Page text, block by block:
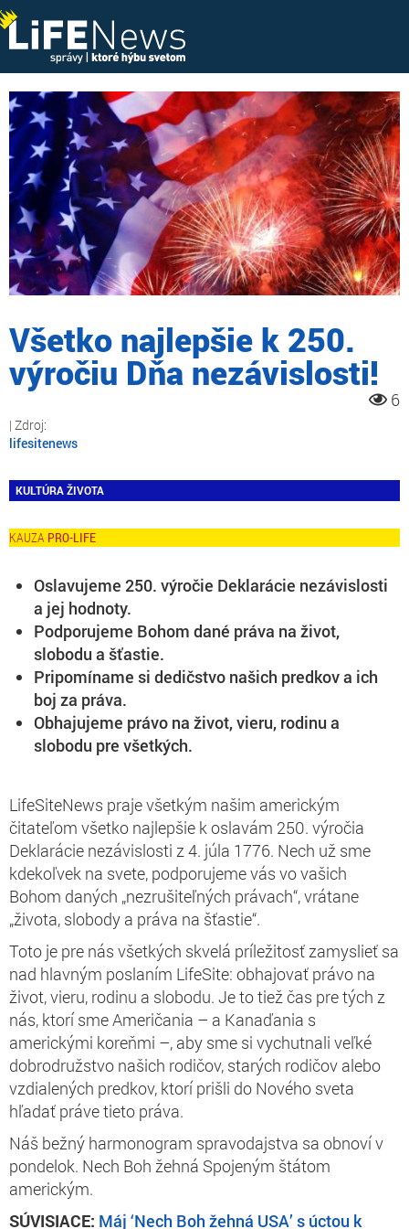
Všetko najlepšie k 250.
výročiu Dňa nezávislosti!
6
lifesitenews
KULTÚRA ŽIVOTA
PRO-LIFE
Oslavujeme 250. výročie Deklarácie nezávislosti
a jej hodnoty.
Podporujeme Bohom dané práva na život,
slobodu a šťastie.
Pripomíname si dedičstvo našich predkov a ich
boj za práva.
Obhajujeme právo na život, vieru, rodinu a
slobodu pre všetkých.
LifeSiteNews praje všetkým našim americkým
čitateľom všetko najlepšie k oslavám 250. výročia
Deklarácie nezávislosti z 4. júla 1776. Nech už sme
kdekoľvek na svete, podporujeme vás vo vašich
Bohom daných „nezrušiteľných právach“, vrátane
„života, slobody a práva na šťastie“.
Toto je pre nás všetkých skvelá príležitosť zamyslieť sa
nad hlavným poslaním LifeSite: obhajovať právo na
život, vieru, rodinu a slobodu. Je to tiež čas pre tých z
nás, ktorí sme Američania – a Kanaďania s
americkými koreňmi –, aby sme si vychutnali veľké
dobrodružstvo našich rodičov, starých rodičov alebo
vzdialených predkov, ktorí prišli do Nového sveta
hľadať práve tieto práva.
Náš bežný harmonogram spravodajstva sa obnoví v
pondelok. Nech Boh žehná Spojeným štátom
americkým.
SÚVISIACE: Máj ‘Nech Boh žehná USA’ s úctou k